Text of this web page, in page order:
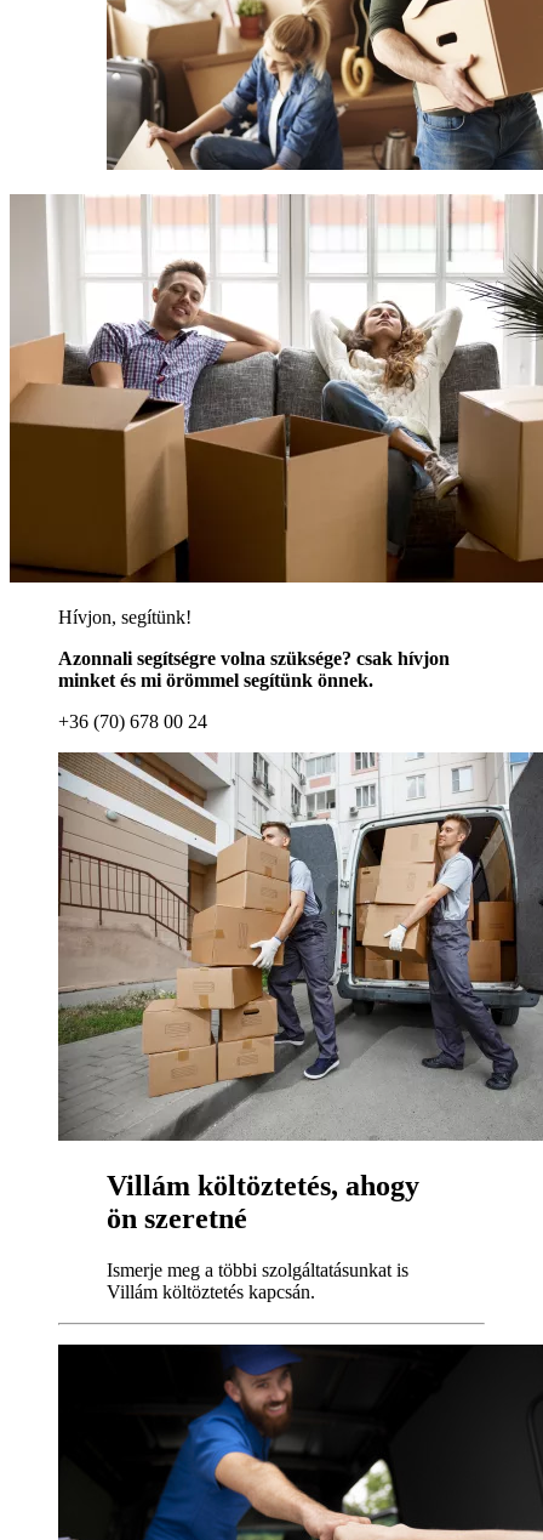
Hívjon, segítünk!
Azonnali segítségre volna szüksége? csak hívjon
minket és mi örömmel segítünk önnek.
+36 (70) 678 00 24
Villám költöztetés, ahogy
ön szeretné
Ismerje meg a többi szolgáltatásunkat is
Villám költöztetés kapcsán.